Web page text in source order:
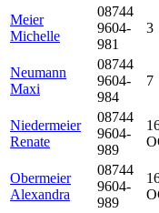
Meier
Michelle
08744
9604-
981
3
Neumann
Maxi
08744
9604-
984
7
Niedermeier
Renate
08744
9604-
989
Obermeier
Alexandra
08744
9604-
989